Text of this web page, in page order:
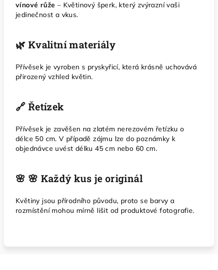
vínové růže – Květinový šperk, který zvýrazní vaši
jedinečnost a vkus.
🌿 Kvalitní materiály
Přívěsek je vyroben s pryskyřicí, která krásně uchovává
přirozený vzhled květin.
🔗 Řetízek
Přívěsek je zavěšen na zlatém nerezovém řetízku o
délce 50 cm. V případě zájmu lze do poznámky k
objednávce uvést délku 45 cm nebo 60 cm.
🌸 🌸 Každý kus je originál
Květiny jsou přírodního původu, proto se barvy a
rozmístění mohou mírně lišit od produktové fotografie.